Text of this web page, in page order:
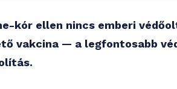
kór ellen nincs emberi
vakcina — a legfontosabb